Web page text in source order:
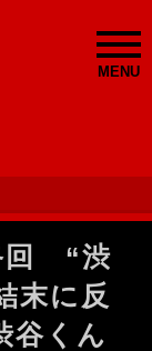
MENU
回 “渋
末に反
谷くん